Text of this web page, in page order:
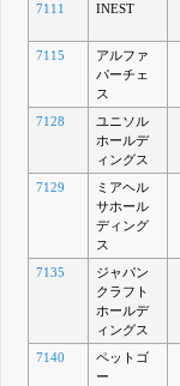
7111 INEST
7115
アルファ
パーチェ
ス
7128
ユニソル
ホールデ
ィングス
7129
ミアヘル
サホール
ディング
ス
7135
ジャパン
クラフト
ホールデ
ィングス
7140
ペットゴ
ー